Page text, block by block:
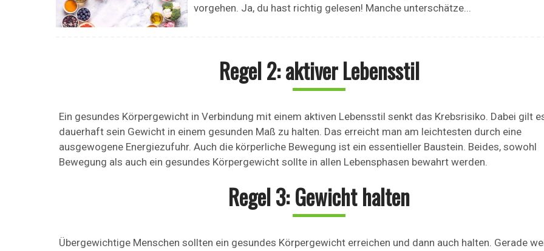
vorgehen. Ja, du hast richtig gelesen! Manche unterschätze...
Regel 2: aktiver Lebensstil
Ein gesundes Körpergewicht in Verbindung mit einem aktiven Lebensstil senkt das Krebsrisiko. Dabei gilt
dauerhaft sein Gewicht in einem gesunden Maß zu halten. Das erreicht man am leichtesten durch eine
ausgewogene Energiezufuhr. Auch die körperliche Bewegung ist ein essentieller Baustein. Beides, sowohl
Bewegung als auch ein gesundes Körpergewicht sollte in allen Lebensphasen bewahrt werden.
Regel 3: Gewicht halten
Übergewichtige Menschen sollten ein gesundes Körpergewicht erreichen und dann auch halten. Gerade